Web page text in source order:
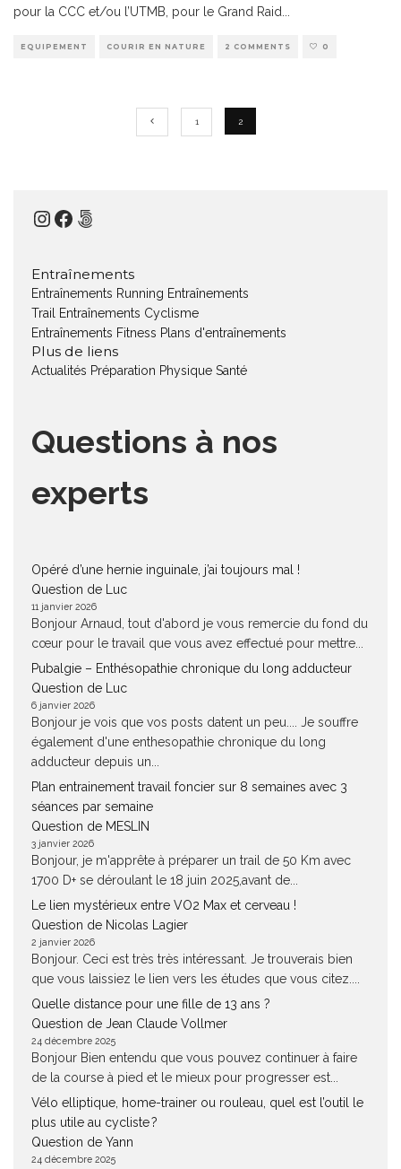
pour la CCC et/ou l’UTMB, pour le Grand Raid
EQUIPEMENT COURIR EN NATURE 2 COMMENTS 0
1 2
Instagram
Facebook
500px
Entraînements
Entraînements Running Entraînements
Trail
Entraînements Cyclisme
Entraînements Fitness Plans d'entraînements
Plus de liens
Actualités Préparation Physique Santé
Questions à nos
experts
Opéré d’une hernie inguinale, j’ai toujours mal !
Question de Luc
11 janvier 2026
Bonjour Arnaud, tout d'abord je vous remercie du fond du
cœur pour le travail que vous avez effectué pour mettre...
Pubalgie – Enthésopathie chronique du long adducteur
Question de Luc
6 janvier 2026
Bonjour je vois que vos posts datent un peu.... Je souffre
également d'une enthesopathie chronique du long
adducteur depuis un...
Plan entrainement travail foncier sur 8 semaines avec 3
séances par semaine
Question de MESLIN
3 janvier 2026
Bonjour, je m'apprête à préparer un trail de 50 Km avec
1700 D+ se déroulant le 18 juin 2025,avant de...
Le lien mystérieux entre VO2 Max et cerveau !
Question de Nicolas Lagier
2 janvier 2026
Bonjour. Ceci est très très intéressant. Je trouverais bien
que vous laissiez le lien vers les études que vous citez....
Quelle distance pour une fille de 13 ans ?
Question de Jean Claude Vollmer
24 décembre 2025
Bonjour Bien entendu que vous pouvez continuer à faire
de la course à pied et le mieux pour progresser est...
Vélo elliptique, home-trainer ou rouleau, quel est l’outil le
plus utile au cycliste ?
Question de Yann
24 décembre 2025